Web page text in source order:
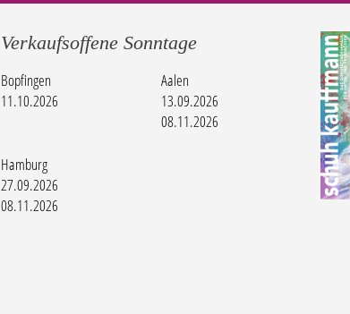
Verkaufsoffene Sonntage
Bopfingen
11.10.2026
Aalen
13.09.2026
08.11.2026
Hamburg
27.09.2026
08.11.2026